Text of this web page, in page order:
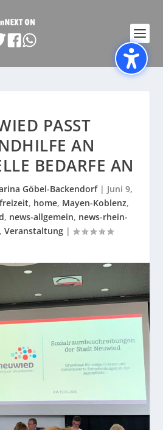
PASST
AN
BEDARFE AN
Göbel-Backendorf| Juni 9,
freizeit, home, Mayen-Koblenz,
, news-allgemein, news-rhein-
, Veranstaltung|